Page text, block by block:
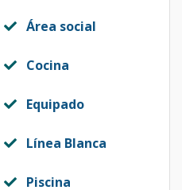
Área social
Cocina
Equipado
Línea Blanca
Piscina